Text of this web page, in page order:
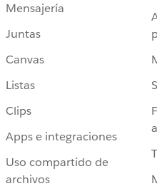
Mensajería
Juntas
Canvas
Listas
Clips
Apps e integraciones
Uso compartido de
archivos